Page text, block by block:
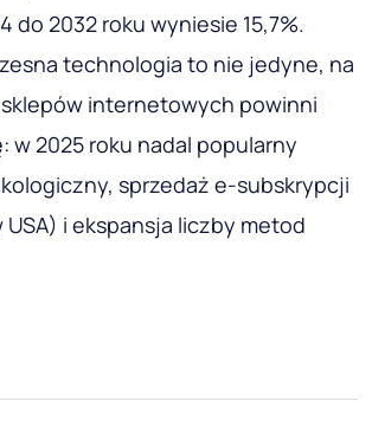
do 2032 roku wyniesie 15,7%.
technologia to nie jedyne, na
internetowych powinni
w 2025 roku nadal popularny
sprzedaż e-subskrypcji
i ekspansja liczby metod